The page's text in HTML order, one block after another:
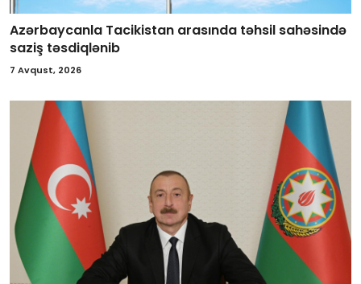
Azərbaycanla Tacikistan arasında təhsil sahəsində
saziş təsdiqlənib
7 Avqust, 2026